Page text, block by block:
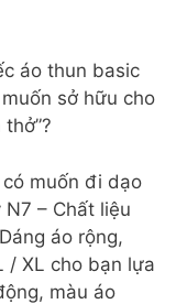
áo thun basic
sở hữu cho
muốn đi dạo
– Chất liệu
áo rộng,
/ XL cho bạn lựa
màu áo